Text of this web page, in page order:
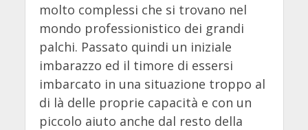
molto complessi che si trovano nel
mondo professionistico dei grandi
palchi. Passato quindi un iniziale
imbarazzo ed il timore di essersi
imbarcato in una situazione troppo al
di là delle proprie capacità e con un
piccolo aiuto anche dal resto della